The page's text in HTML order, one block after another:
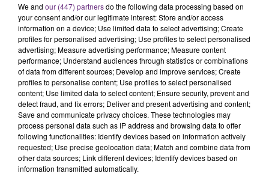
FIL D'ACTU
We and our (447) partnersdo the following data processing based on
your consent and/or our legitimate interest: Store and/or access
information on a device; Use limited data to select advertising; Create
profiles for personalised advertising; Use profiles to select personalised
advertising; Measure advertising performance; Measure content
performance; Understand audiences through statistics or combinations
of data from different sources; Develop and improve services; Create
profiles to personalise content; Use profiles to select personalised
content; Use limited data to select content; Ensure security, prevent and
detect fraud, and fix errors; Deliver and present advertising and content;
Save and communicate privacy choices. These technologies may
process personal data such as IP address and browsing data to offer
following functionalities: Identify devices based on information actively
requested; Use precise geolocation data; Match and combine data from
other data sources; Link different devices; Identify devices based on
information transmitted automatically.